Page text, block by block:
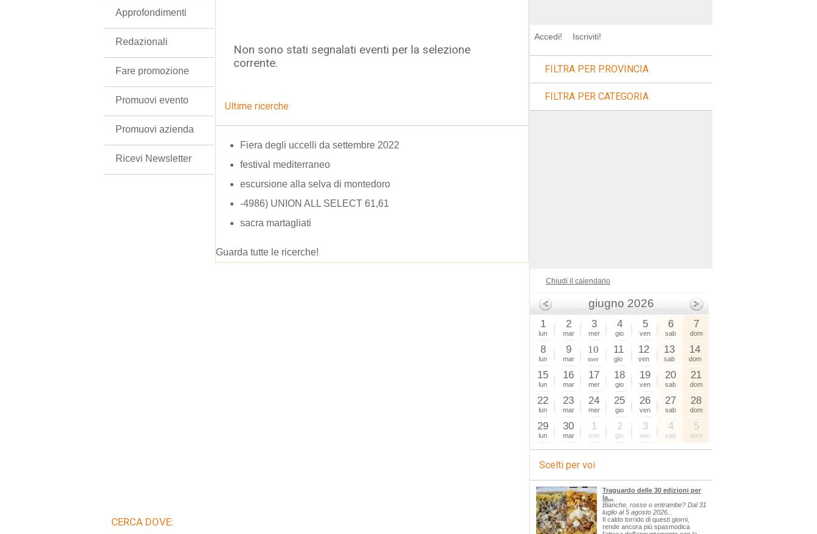
Non sono stati segnalati eventi per la selezione
corrente.
Ultime ricerche
Fiera degli uccelli da settembre 2022
festival mediterraneo
escursione alla selva di montedoro
-4986) UNION ALL SELECT 61,61
sacra martagliati
Guarda tutte le ricerche!
Approfondimenti
Redazionali
Fare promozione
Promuovi evento
Promuovi azienda
Ricevi Newsletter
CERCA DOVE:
Accedi! Iscriviti!
FILTRA PER PROVINCIA
FILTRA PER CATEGORIA
Chiudi il calendario
giugno 2026
1
lun
2
mar
3
mer
4
gio
5
ven
6
sab
7
dom
8
lun
9
mar
10
mer
11
gio
12
ven
13
sab
14
dom
15
lun
16
mar
17
mer
18
gio
19
ven
20
sab
21
dom
22
lun
23
mar
24
mer
25
gio
26
ven
27
sab
28
dom
29
lun
30
mar
1
mer
2
gio
3
ven
4
sab
5
dom
Scelti per voi
Traguardo delle 30 edizioni per
la...
Bianche, rosse o entrambe? Dal 31
luglio al 5 agosto 2026...
Il caldo torrido di questi giorni,
rende ancora più spasmodica